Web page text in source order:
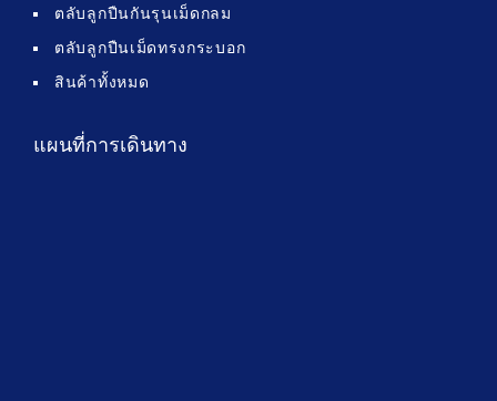
ตลับลูกปืนกันรุนเม็ดกลม
ตลับลูกปืนเม็ดทรงกระบอก
สินค้าทั้งหมด
แผนที่การเดินทาง